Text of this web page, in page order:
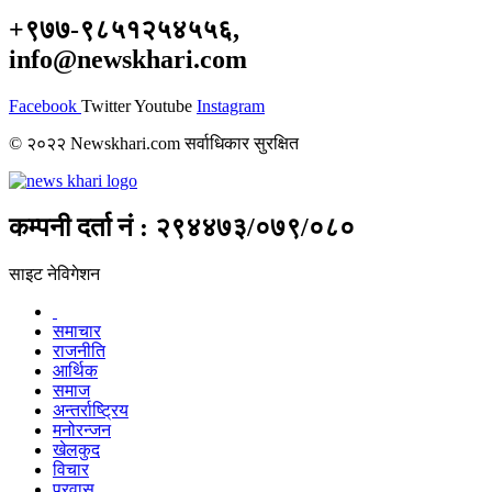
+९७७-९८५१२५४५५६,
info@newskhari.com
Facebook TwitterYoutube Instagram
© २०२२ Newskhari.com सर्वाधिकार सुरक्षित
कम्पनी दर्ता नं : २९४४७३/०७९/०८०
साइट नेविगेशन
समाचार
राजनीति
आर्थिक
समाज
अन्तर्राष्ट्रिय
मनोरन्जन
खेलकुद
विचार